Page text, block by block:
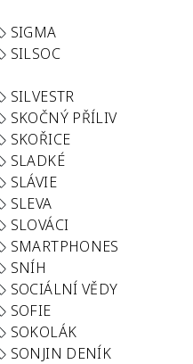
SIGMA
SILSOC
SILVESTR
SKOČNÝ PŘÍLIV
SKOŘICE
SLADKÉ
SLÁVIE
SLEVA
SLOVÁCI
SMARTPHONES
SNÍH
SOCIÁLNÍ VĚDY
SOFIE
SOKOLÁK
SONJIN DENÍK